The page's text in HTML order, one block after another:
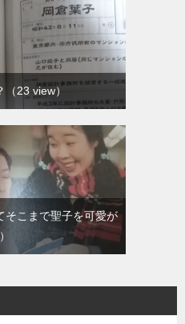
（23 view）
そこまで聖子を可愛が